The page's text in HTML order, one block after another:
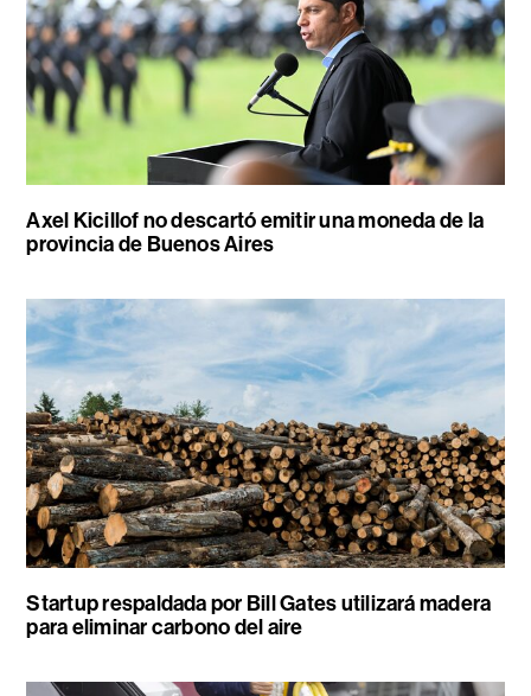
Axel Kicillof no descartó emitir una moneda de la
provincia de Buenos Aires
Startup respaldada por Bill Gates utilizará madera
para eliminar carbono del aire